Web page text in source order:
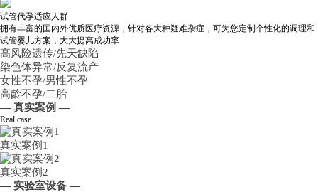
试管代孕适应人群
拥有丰富的国内外优质医疗资源，针对各大种疑难杂症，可为您定制个性化的调理和
试管婴儿方案，大大提高成功率
高风险遗传/先天缺陷
染色体异常/反复流产
女性不孕/男性不孕
高龄不孕/二胎
— 真实案例 —
Real case
真实案例1
真实案例2
— 实验室设备 —